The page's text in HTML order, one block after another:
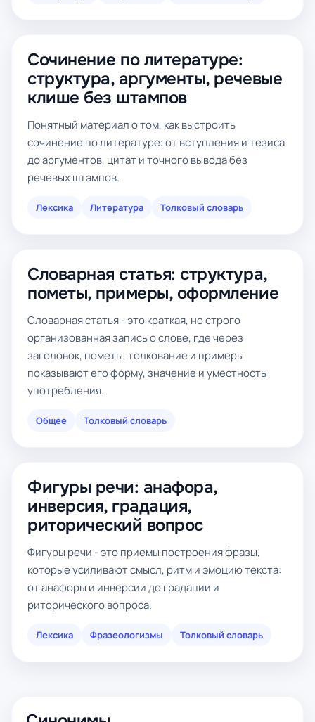
Сочинение по литературе:
структура, аргументы, речевые
клише без штампов
Понятный материал о том, как выстроить
сочинение по литературе: от вступления и тезиса
до аргументов, цитат и точного вывода без
речевых штампов.
Лексика Литература Толковый словарь
Словарная статья: структура,
пометы, примеры, оформление
Словарная статья - это краткая, но строго
организованная запись о слове, где через
заголовок, пометы, толкование и примеры
показывают его форму, значение и уместность
употребления.
Общее Толковый словарь
Фигуры речи: анафора,
инверсия, градация,
риторический вопрос
Фигуры речи - это приемы построения фразы,
которые усиливают смысл, ритм и эмоцию текста:
от анафоры и инверсии до градации и
риторического вопроса.
Лексика Фразеологизмы Толковый словарь